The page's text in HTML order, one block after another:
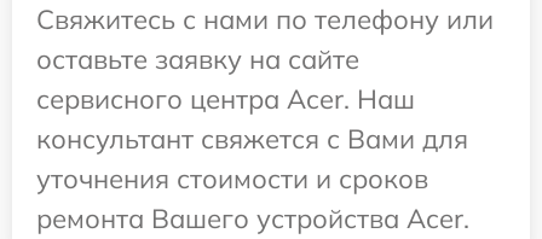
Свяжитесь с нами по телефону или
оставьте заявку на сайте
сервисного центра Acer. Наш
консультант свяжется с Вами для
уточнения стоимости и сроков
ремонта Вашего устройства Acer.